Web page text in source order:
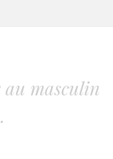
au masculin